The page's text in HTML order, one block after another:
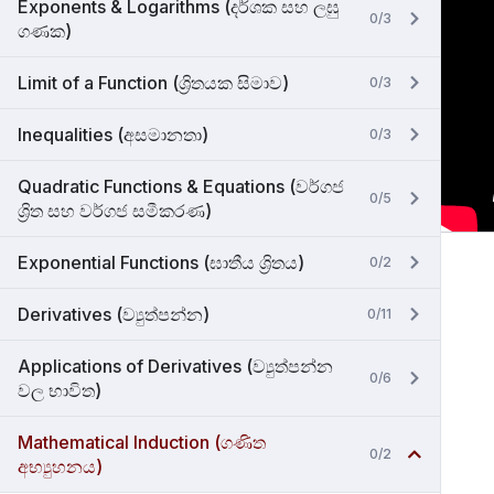
Exponents & Logarithms (දර්ශක සහ ලඝු
ගණක)
0/3
Limit of a Function (ශ්‍රිතයක සිමාව) 0/3
Inequalities (අසමානතා) 0/3
Quadratic Functions & Equations (වර්ගජ
ශ්‍රිත සහ වර්ගජ සමීකරණ)
0/5
Exponential Functions (ඝාතීය ශ්‍රිතය) 0/2
Derivatives (ව්‍යුත්පන්න) 0/11
Applications of Derivatives (ව්‍යුත්පන්න
වල භාවිත)
0/6
Mathematical Induction (ගණිත
අභ්‍යුහනය)
0/2